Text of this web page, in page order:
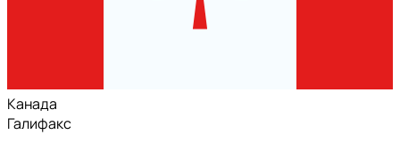
Канада
Галифакс